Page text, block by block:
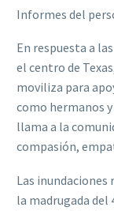
Informes del
En respuesta a
el centro de
moviliza para
como hermanos
llama a la
compasión,
Las inundaciones
la madrugada del